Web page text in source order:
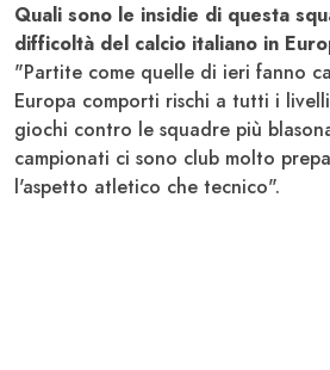
Quali sono le insidie di questa
difficoltà del calcio italiano in
"Partite come quelle di ieri fanno
Europa comporti rischi a tutti i
giochi contro le squadre più
campionati ci sono club molto
l'aspetto atletico che tecnico".